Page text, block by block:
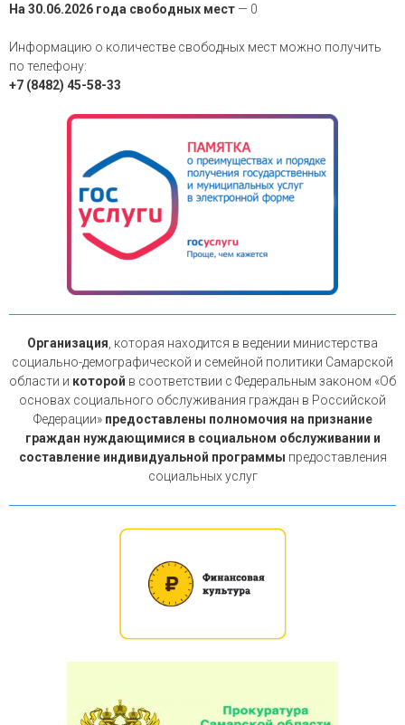
На 30.06.2026 года свободных мест — 0
Информацию о количестве свободных мест можно получить
по телефону:
+7 (8482) 45-58-33
Организация , которая находится в ведении министерства
социально-демографической и семейной политики Самарской
области и которой в соответствии с Федеральным законом «Об
основах социального обслуживания граждан в Российской
Федерации» предоставлены полномочия на признание
граждан нуждающимися в социальном обслуживании и
составление индивидуальной программы предоставления
социальных услуг